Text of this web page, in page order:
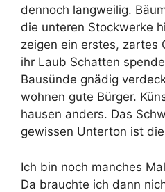
dennoch langweilig.
die unteren Stockwerke
zeigen ein erstes, zartes
ihr Laub Schatten
Bausünde gnädig
wohnen gute Bürger.
hausen anders. Das
gewissen Unterton ist
Ich bin noch manches
Da brauchte ich dann